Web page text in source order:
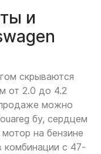
и
скрываются
от 2.0 до 4.2
можно
бу, сердцем
на бензине
с 47-